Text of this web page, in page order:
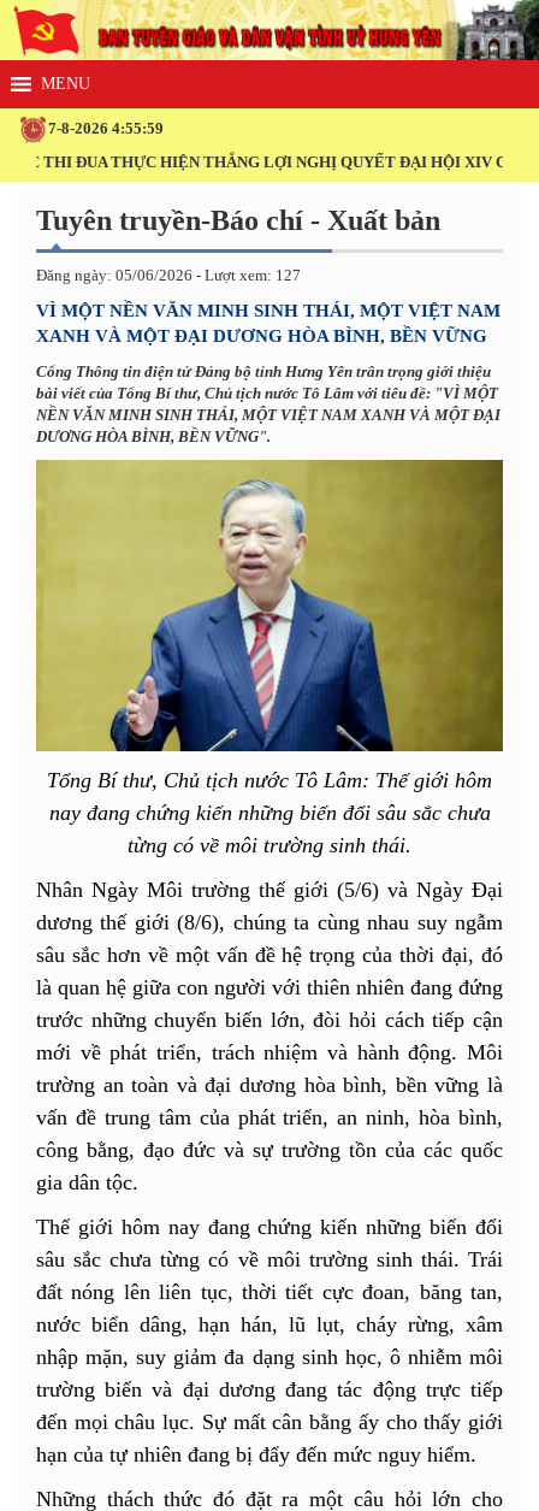
7-8-2026 4:56:0
THỰC HIỆN THẮNG LỢI NGHỊ QUYẾT ĐẠI HỘI XIV CỦA ĐẢNG!
Tuyên truyền-Báo chí - Xuất bản
Đăng ngày: 05/06/2026 - Lượt xem: 127
VÌ MỘT NỀN VĂN MINH SINH THÁI, MỘT VIỆT NAM
XANH VÀ MỘT ĐẠI DƯƠNG HÒA BÌNH, BỀN VỮNG
Cổng Thông tin điện tử Đảng bộ tỉnh Hưng Yên trân trọng giới thiệu
bài viết của Tổng Bí thư, Chủ tịch nước Tô Lâm với tiêu đề: "VÌ MỘT
NỀN VĂN MINH SINH THÁI, MỘT VIỆT NAM XANH VÀ MỘT ĐẠI
DƯƠNG HÒA BÌNH, BỀN VỮNG".
Tổng Bí thư, Chủ tịch nước Tô Lâm: Thế giới hôm
nay đang chứng kiến những biến đổi sâu sắc chưa
từng có về môi trường sinh thái.
Nhân Ngày Môi trường thế giới (5/6) và Ngày Đại
dương thế giới (8/6), chúng ta cùng nhau suy ngẫm
sâu sắc hơn về một vấn đề hệ trọng của thời đại, đó
là quan hệ giữa con người với thiên nhiên đang đứng
trước những chuyển biến lớn, đòi hỏi cách tiếp cận
mới về phát triển, trách nhiệm và hành động. Môi
trường an toàn và đại dương hòa bình, bền vững là
vấn đề trung tâm của phát triển, an ninh, hòa bình,
công bằng, đạo đức và sự trường tồn của các quốc
gia dân tộc.
Thế giới hôm nay đang chứng kiến những biến đổi
sâu sắc chưa từng có về môi trường sinh thái. Trái
đất nóng lên liên tục, thời tiết cực đoan, băng tan,
nước biển dâng, hạn hán, lũ lụt, cháy rừng, xâm
nhập mặn, suy giảm đa dạng sinh học, ô nhiễm môi
trường biển và đại dương đang tác động trực tiếp
đến mọi châu lục. Sự mất cân bằng ấy cho thấy giới
hạn của tự nhiên đang bị đẩy đến mức nguy hiểm.
Những thách thức đó đặt ra một câu hỏi lớn cho